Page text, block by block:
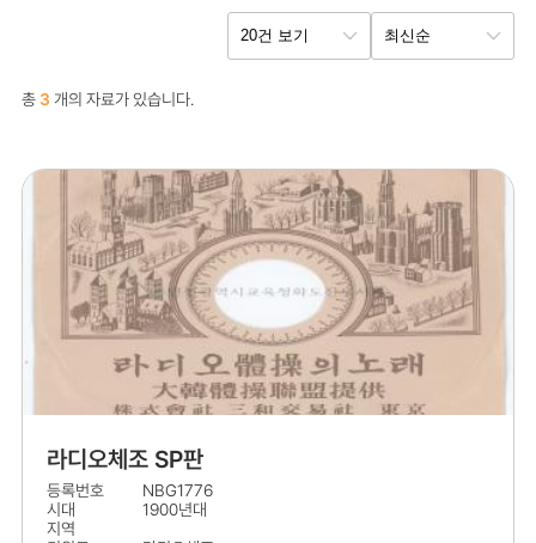
총3 개의 자료가 있습니다.
라디오체조 SP판
등록번호
NBG1776
시대
1900년대
지역